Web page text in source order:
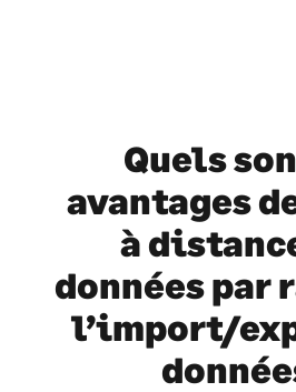
Quels
avantages
à
données par
l’import/